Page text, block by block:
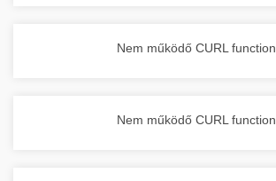
Nem működő CURL function.
Nem működő CURL function.